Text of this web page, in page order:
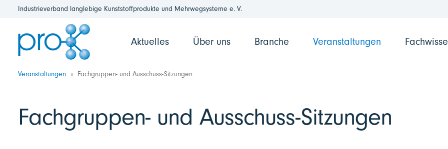
Industrieverband langlebige Kunststoffprodukte und Mehrwegsysteme e. V.
Aktuelles Über uns Branche Veranstaltungen
Veranstaltungen Fachgruppen- und Ausschuss-Sitzungen
Fachgruppen- und Ausschuss-Sitzungen